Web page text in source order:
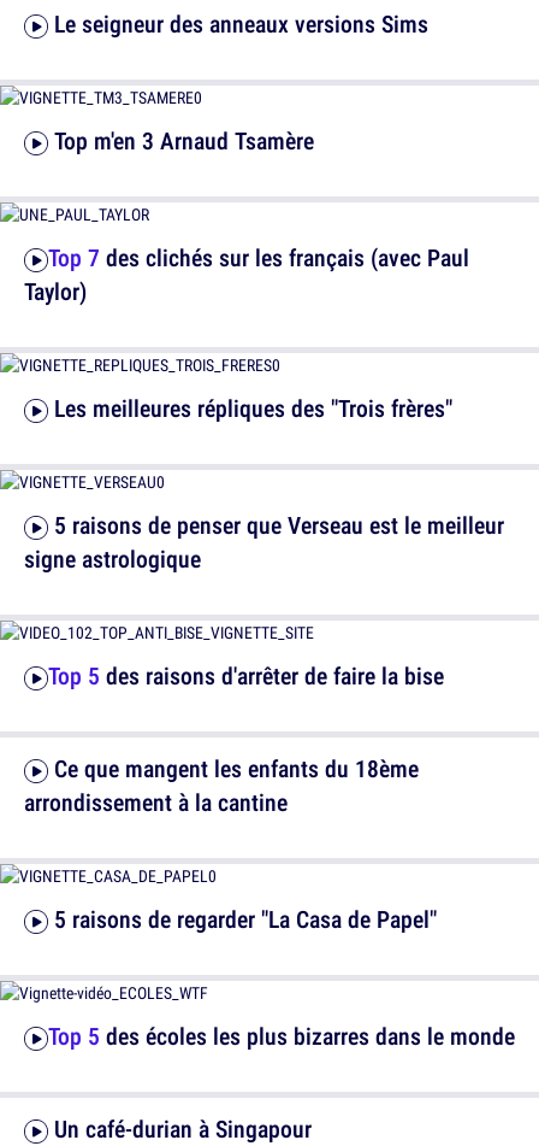
Top m'en 3 Arnaud Tsamère
Les meilleures répliques des "Trois frères"
Top 5 des raisons d'arrêter de faire la bise
5 raisons de regarder "La Casa de Papel"
Un café-durian à Singapour
Le seigneur des anneaux versions Sims
Top 7 des clichés sur les français (avec Paul
Taylor)
signe astrologique
arrondissement à la cantine
Top 5 des écoles les plus bizarres dans le monde